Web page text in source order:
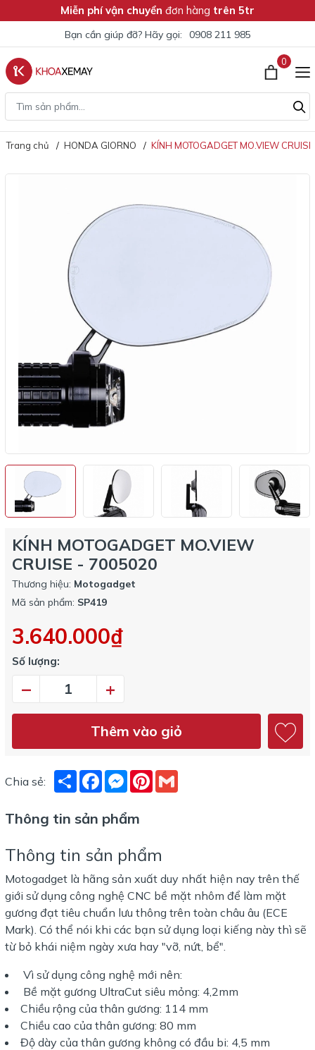
Miễn phí vận chuyển đơn hàng trên 5tr
Bạn cần giúp đỡ? Hãy gọi: 0908 211 985
0
Trang chủ HONDA GIORNO KÍNH MOTOGADGET MO.VIEW
KÍNH MOTOGADGET MO.VIEW
CRUISE - 7005020
Thương hiệu: Motogadget
Mã sản phẩm: SP419
3.640.000₫
Số lượng:
– +
Thêm vào giỏ
Chia sẻ: ShareFacebookMessenger
Pinterest
Thông tin sản phẩm
Thông tin sản phẩm
Motogadget là hãng sản xuất duy nhất hiện nay trên thế
giới sử dụng công nghệ CNC bề mặt nhôm để làm mặt
gương đạt tiêu chuẩn lưu thông trên toàn châu âu (ECE
Mark). Có thể nói khi các bạn sử dụng loại kiếng này thì sẽ
từ bỏ khái niệm ngày xưa hay "vỡ, nứt, bể".
Vì sử dụng công nghệ mới nên:
Bề mặt gương UltraCut siêu mỏng: 4,2mm
Chiều rộng của thân gương: 114 mm
Chiều cao của thân gương: 80 mm
Độ dày của thân gương không có đầu bi: 4,5 mm